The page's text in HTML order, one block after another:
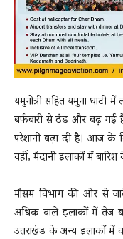
यमुनोत्री सहित यमुना घाटी में
बर्फबारी से ठंड और बढ़ गई
परेशानी बढ़ा दी है। आज के
वहीं, मैदानी इलाकों में
मौसम विभाग की ओर से
अधिक वाले इलाकों में तेज
उत्तराखंड के अन्य इलाकों में